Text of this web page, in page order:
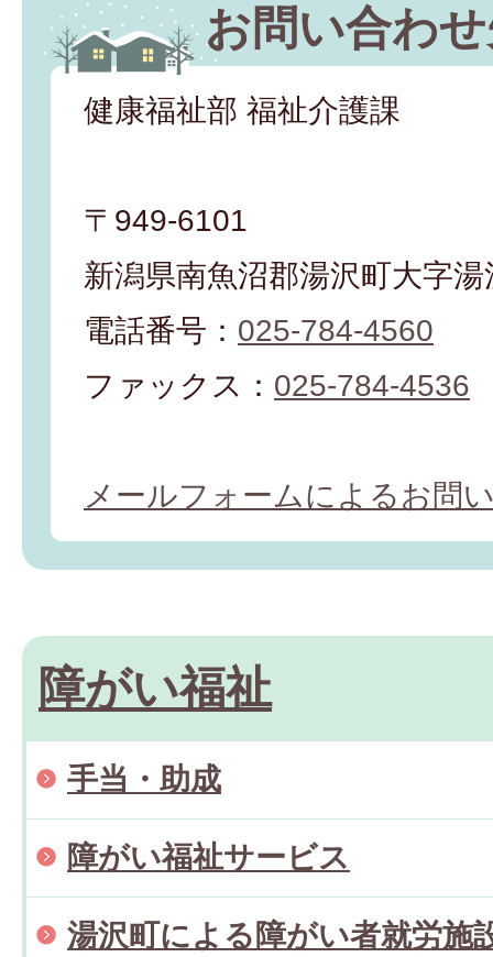
お問い合わ
健康福祉部 福祉介護課
〒949-6101
新潟県南魚沼郡湯沢町大字
電話番号： 025-784-4560
ファックス： 025-784-4536
メールフォームによるお問
障がい福祉
手当・助成
障がい福祉サービス
湯沢町による障がい者就労施